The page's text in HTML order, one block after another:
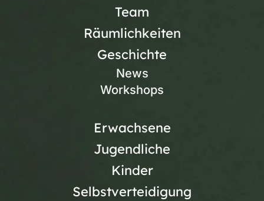
Team
Räumlichkeiten
Geschichte
News
Workshops
Erwachsene
Jugendliche
Kinder
Selbstverteidigung